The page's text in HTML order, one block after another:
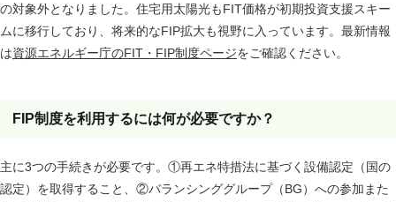
の対象外となりました。住宅用太陽光もFIT価格が初期投資支援スキー
ムに移行しており、将来的なFIP拡大も視野に入っています。最新情報
は資源エネルギー庁のFIT・FIP制度ページをご確認ください。
FIP制度を利用するには何が必要ですか？
主に3つの手続きが必要です。①再エネ特措法に基づく設備認定（国の
認定）を取得すること、②バランシンググループ（BG）への参加また